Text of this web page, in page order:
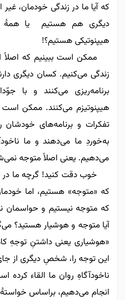
که آیا ما در زندگی خودمان،
دیگری هم هستیم یا همۀ
هیپنوتیکی هستیم؟!
ممکن است ببینیم که اصلاً
زندگی می‌کنیم. کسان دیگری
برنامه‌ریزی می‌کنند و با
هیپنوتیزم می‌کنند. ممکن است
تفکرات و برنامه‌های خودشان
به‌خوردِ ما می‌دهند و ما
می‌دهیم. یعنی اصلاً متوجه
خوب دقت کنید! گرچه ما در
که «متوجه» هستیم، اما
که متوجه نیستیم و حواسمان
آیا متوجه و هوشیار هستید؟
«هوشیاری یعنی داشتنِ توجهِ
این توجه را، شخصِ دیگری از
ناخودآگاهِ روان ما القاء کرده
انجام می‌دهیم، براساس